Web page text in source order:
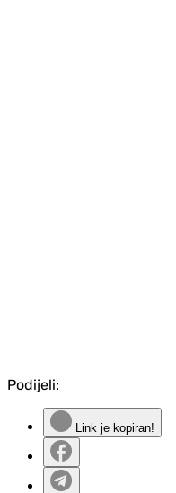
Podijeli:
Link je kopiran!